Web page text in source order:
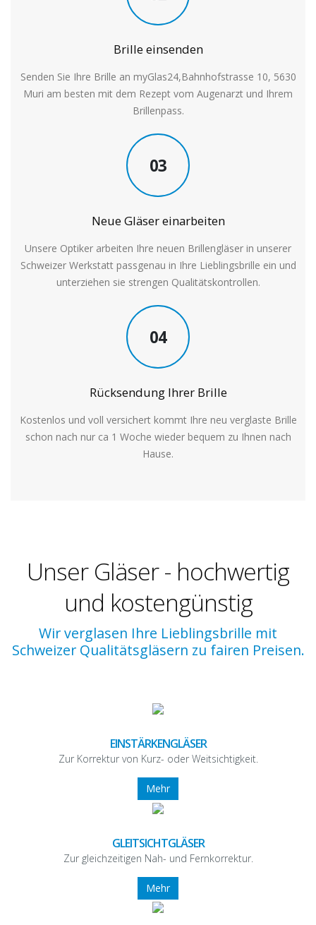
Brille einsenden
Senden Sie Ihre Brille an myGlas24,Bahnhofstrasse 10, 5630
Muri am besten mit dem Rezept vom Augenarzt und Ihrem
Brillenpass.
03
Neue Gläser einarbeiten
Unsere Optiker arbeiten Ihre neuen Brillengläser in unserer
Schweizer Werkstatt passgenau in Ihre Lieblingsbrille ein und
unterziehen sie strengen Qualitätskontrollen.
04
Rücksendung Ihrer Brille
Kostenlos und voll versichert kommt Ihre neu verglaste Brille
schon nach nur ca 1 Woche wieder bequem zu Ihnen nach
Hause.
Unser Gläser - hochwertig
und kostengünstig
Wir verglasen Ihre Lieblingsbrille mit
Schweizer Qualitätsgläsern zu fairen Preisen.
EINSTÄRKENGLÄSER
Zur Korrektur von Kurz- oder Weitsichtigkeit.
Mehr
GLEITSICHTGLÄSER
Zur gleichzeitigen Nah- und Fernkorrektur.
Mehr